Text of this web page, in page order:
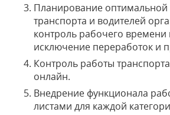
Планирование оптимальной
транспорта и водителей
контроль рабочего времени
исключение переработок и
Контроль работы
онлайн.
Внедрение функционала
листами для каждой